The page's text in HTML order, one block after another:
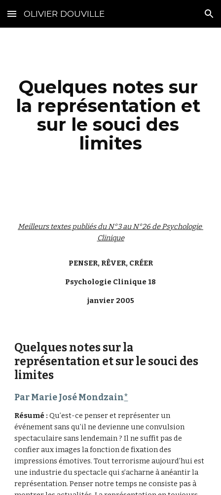
Skip to main content Skip to navigation
OLIVIER DOUVILLE
Quelques notes sur
la représentation et
sur le souci des
limites
Meilleurs textes publiés du N°3 au N°26 de Psychologie
Clinique
PENSER, RÊVER, CRÉER
Psychologie Clinique 18
janvier 2005
Quelques notes sur la
représentation et sur le souci des
limites
Par Marie José Mondzain*
Résumé : Qu’est-ce penser et représenter un
événement sans qu’il ne devienne une convulsion
spectaculaire sans lendemain ? Il ne suffit pas de
confier aux images la fonction de fixation des
impressions émotives. Tout terrorisme aujourd’hui est
une industrie du spectacle qui s’acharne à anéantir la
représentation. Penser notre temps ne consiste pas à